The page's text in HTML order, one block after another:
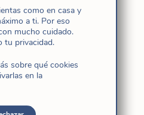
Evangelio como opción
a que te preguntes
a tu vida. Desde la
como en casa y
a ti. Por eso
mucho cuidado.
tu privacidad.
sobre qué cookies
en la